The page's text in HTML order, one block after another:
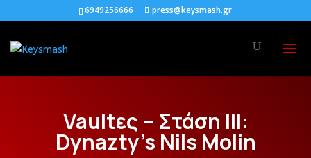
6949256666 press@keysmash.gr
Vaultες – Στάση ΙΙΙ:
Dynazty’s Nils Molin